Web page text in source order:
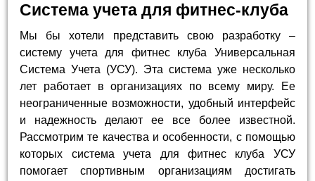
Система учета для фитнес-клуба
Мы бы хотели представить свою разработку –
систему учета для фитнес клуба Универсальная
Система Учета (УСУ). Эта система уже несколько
лет работает в организациях по всему миру. Ее
неограниченные возможности, удобный интерфейс
и надежность делают ее все более известной.
Рассмотрим те качества и особенности, с помощью
которых система учета для фитнес клуба УСУ
помогает спортивным организациям достигать